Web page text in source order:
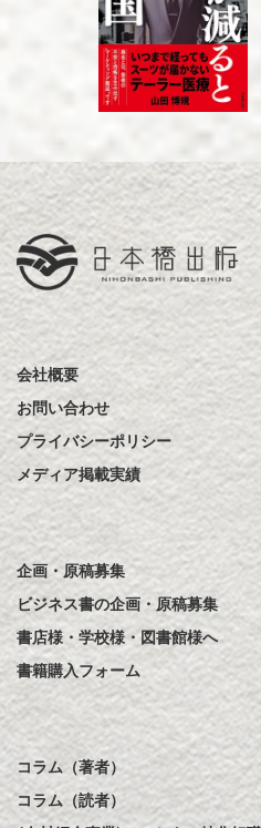
会社概要
お問い合わせ
プライバシーポリシー
メディア掲載実績
企画・原稿募集
ビジネス書の企画・原稿募集
書店様・学校様・図書館様へ
書籍購入フォーム
コラム（著者）
コラム（読者）